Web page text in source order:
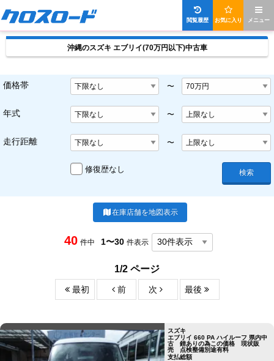
メニュー
お気に入り
閲覧履歴
沖縄のスズキ エブリイ(70万円以下)中古車
価格帯 〜
年式 〜
走行距離 〜
修復歴なし 検索
在庫店舗を地図表示
40 件中 1〜30 件表示
1/2 ページ
最初 前 次 最後
スズキ
エブリイ 660 PA ハイルーフ 県内中
古 錆ありの為この価格 現状販
売 点検整備別途有料
支払総額